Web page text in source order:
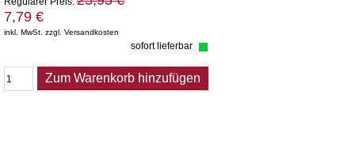
7,79 €
inkl. MwSt. zzgl. Versandkosten
sofort lieferbar
Zum Warenkorb hinzufügen